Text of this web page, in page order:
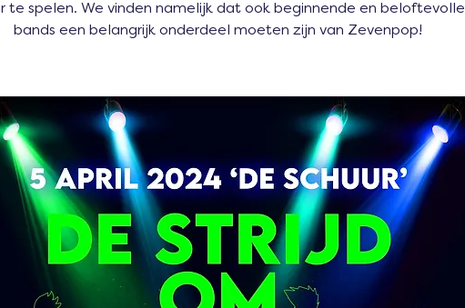
te spelen. We vinden namelijk dat ook beginnende en beloftevolle
bands een belangrijk onderdeel moeten zijn van Zevenpop!